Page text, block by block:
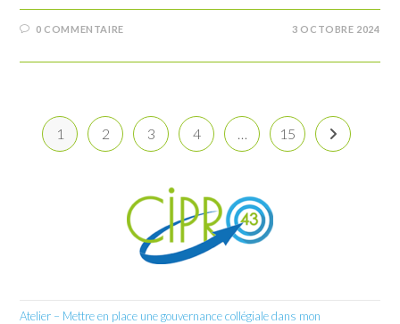
0 COMMENTAIRE 3 OCTOBRE 2024
1 2 3 4 … 15 Aller à la
Atelier – Mettre en place une gouvernance collégiale dans mon